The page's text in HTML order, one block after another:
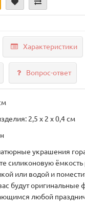
Характеристики
Вопрос-ответ
2,5 х 2 х 0,4 см
украшения
силиконовую
или водой и
будут оригинальные
любой